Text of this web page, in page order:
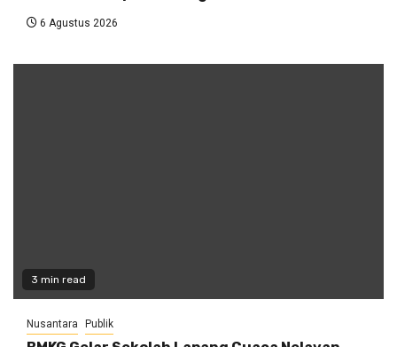
6 Agustus 2026
3 min read
Nusantara Publik